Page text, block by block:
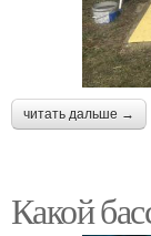
читать дальше →
Какой